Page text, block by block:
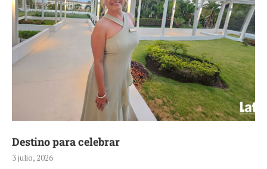
Destino para celebrar
3 julio, 2026